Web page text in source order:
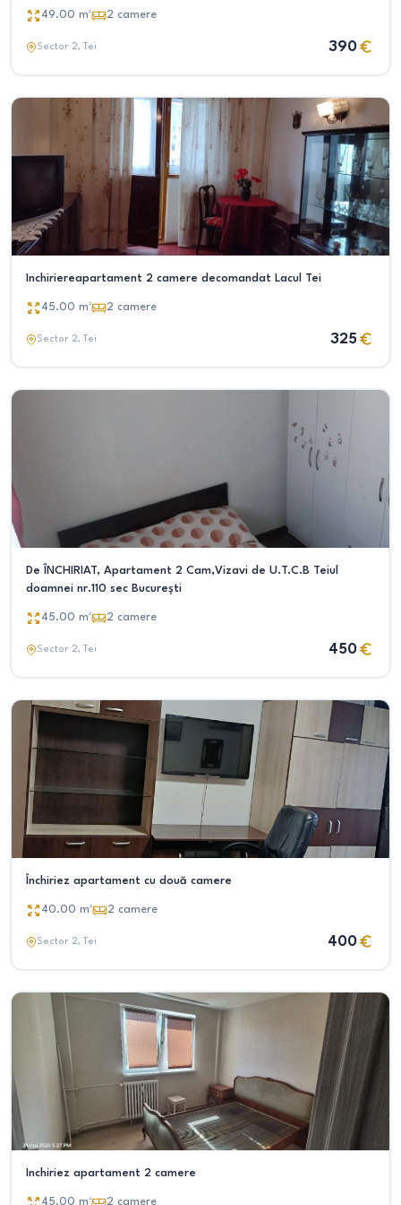
49.00 m² 2 camere
Sector 2, Tei 390
Inchiriereapartament 2 camere decomandat Lacul Tei
45.00 m² 2 camere
Sector 2, Tei 325
De ÎNCHIRIAT, Apartament 2 Cam,Vizavi de U.T.C.B Teiul
doamnei nr.110 sec București
45.00 m² 2 camere
Sector 2, Tei 450
Închiriez apartament cu două camere
40.00 m² 2 camere
Sector 2, Tei 400
Inchiriez apartament 2 camere
45.00 m² 2 camere